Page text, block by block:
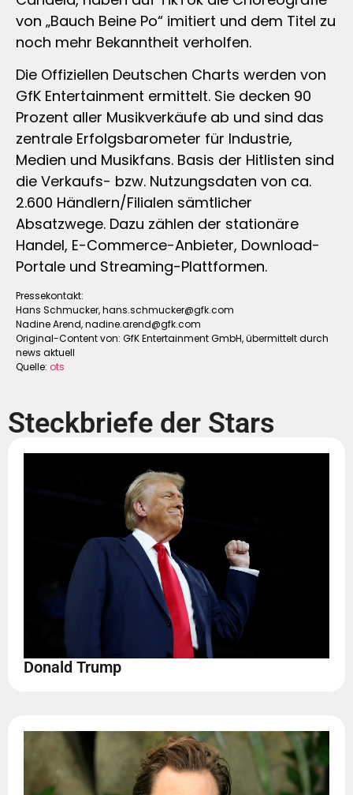
von „Bauch Beine Po“ imitiert und dem Titel zu
noch mehr Bekanntheit verholfen.
Die Offiziellen Deutschen Charts werden von
GfK Entertainment ermittelt. Sie decken 90
Prozent aller Musikverkäufe ab und sind das
zentrale Erfolgsbarometer für Industrie,
Medien und Musikfans. Basis der Hitlisten sind
die Verkaufs- bzw. Nutzungsdaten von ca.
2.600 Händlern/Filialen sämtlicher
Absatzwege. Dazu zählen der stationäre
Handel, E-Commerce-Anbieter, Download-
Portale und Streaming-Plattformen.
Pressekontakt:
Hans Schmucker,hans.schmucker@gfk.com
Nadine Arend,nadine.arend@gfk.com
Original-Content von: GfK Entertainment GmbH, übermittelt durch
news aktuell
Quelle: ots
Steckbriefe der Stars
Donald Trump